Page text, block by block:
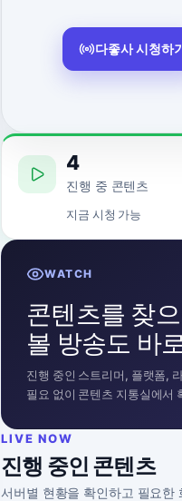
다좋사 시청하
4
진행 중 콘텐츠
지금 시청 가능
WATCH
콘텐츠를 찾
볼 방송도 바
진행 중인 스트리머, 플랫폼,
필요 없이 콘텐츠 지통실에서
LIVE NOW
진행 중인 콘텐츠
서버별 현황을 확인하고 필요한